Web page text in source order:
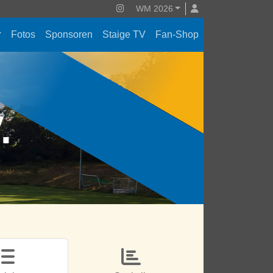
WM 2026
Fotos Sponsoren Staige TV Fan-Shop